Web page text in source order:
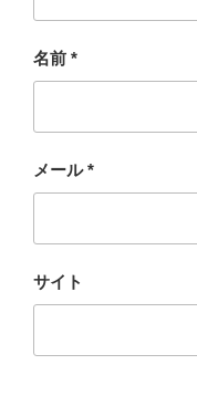
名前 *
メール*
サイト